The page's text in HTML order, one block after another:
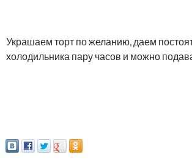
Украшаем торт по желанию, даем
холодильника пару часов и можно